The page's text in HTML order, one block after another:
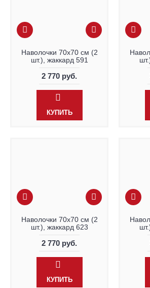
Наволочки 70х70 см (2
шт.), жаккард 591
2 770 руб.
КУПИТЬ
Наволочки 70х70 см (2
шт.), жаккард 623
2 770 руб.
КУПИТЬ